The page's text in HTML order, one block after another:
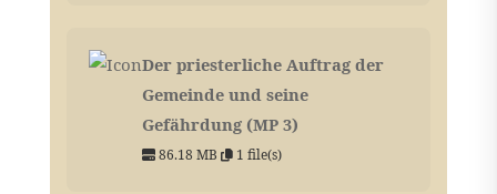
Der priesterliche Auftrag der
Gemeinde und seine
Gefährdung (MP 3)
86.18 MB 1 file(s)